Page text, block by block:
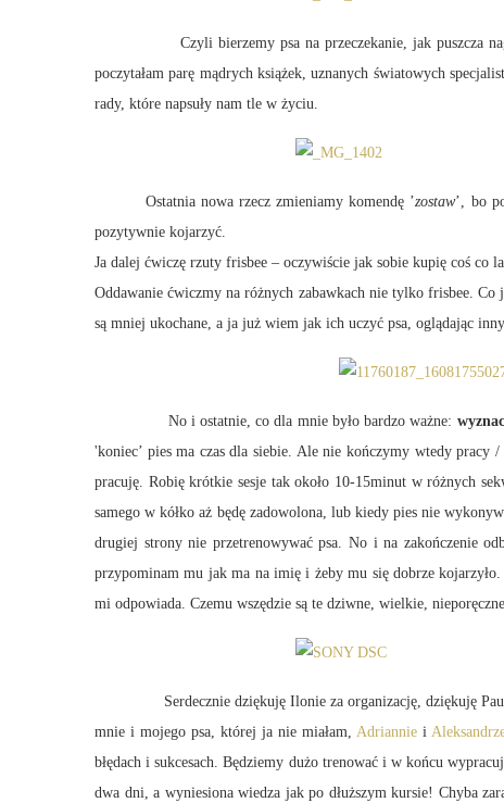
Czyli bierzemy psa na przeczekanie, jak puszcza
poczytałam parę mądrych książek, uznanych światowych
rady, które napsuły nam tle w życiu.
Ostatnia nowa rzecz zmieniamy komendę ’zostaw’, bo
pozytywnie kojarzyć.
Ja dalej ćwiczę rzuty frisbee – oczywiście jak sobie kupię coś co
Oddawanie ćwiczmy na różnych zabawkach nie tylko frisbee.
są mniej ukochane, a ja już wiem jak ich uczyć psa, oglądając
No i ostatnie, co dla mnie było bardzo ważne:
'koniec’ pies ma czas dla siebie. Ale nie kończymy wtedy
pracuję. Robię krótkie sesje tak około 10-15minut w różnych
samego w kółko aż będę zadowolona, lub kiedy pies nie
drugiej strony nie przetrenowywać psa. No i na zakończenie
przypominam mu jak ma na imię i żeby mu się dobrze
mi odpowiada. Czemu wszędzie są te dziwne, wielkie,
Serdecznie dziękuję Ilonie za organizację, dziękuję Pauli
mnie i mojego psa, której ja nie miałam, Adriannie i
błędach i sukcesach. Będziemy dużo trenować i w końcu
dwa dni, a wyniesiona wiedza jak po dłuższym kursie! Chyba